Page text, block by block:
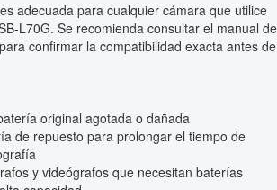
adecuada para cualquier cámara que utilice
L70G. Se recomienda consultar el manual de
confirmar la compatibilidad exacta antes de
original agotada o dañada
de repuesto para prolongar el tiempo de
y videógrafos que necesitan baterías